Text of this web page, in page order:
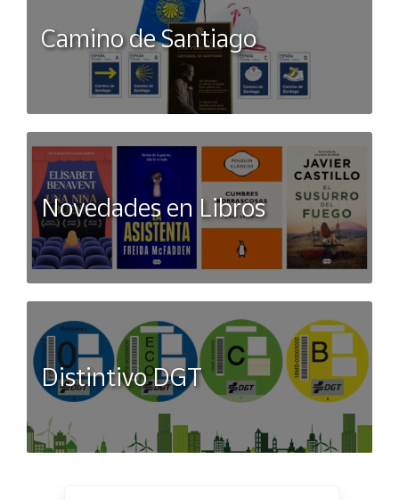
Serie / Licencia:
Disney – Animación - Películas – Series
Ravensburger
Nuevo, producto oficial, 100% original
Camino de Santiago
Novedades en Libros
Distintivo DGT